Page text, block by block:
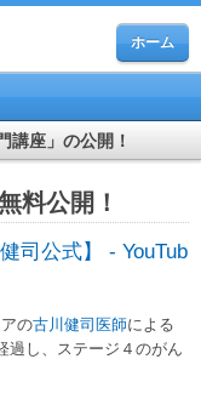
ホーム
講座」の公開！
料公開！
司公式】 - YouTub
の古川健司医師による
過し、ステージ４のがん